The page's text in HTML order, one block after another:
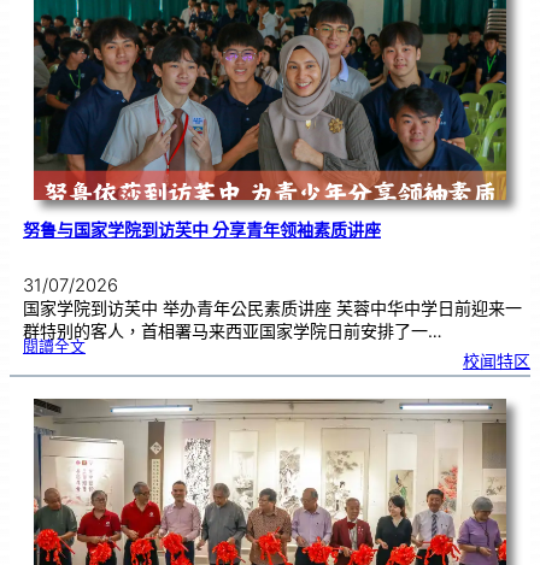
《
奏
花
悦
韵
》
圆
满
演
出
努鲁与国家学院到访芙中 分享青年领袖素质讲座
31/07/2026
国家学院到访芙中 举办青年公民素质讲座 芙蓉中华中学日前迎来一
群特别的客人，首相署马来西亚国家学院日前安排了一…
閱讀全文:努
与
国
学
院
到
访
中
分
享
青
年
领
袖
素
质
讲
座
校闻特区